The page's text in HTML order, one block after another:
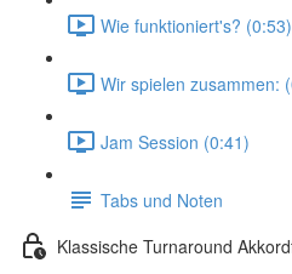
Wie funktioniert's? (0:53)
Wir spielen zusammen:
Jam Session (0:41)
Tabs und Noten
Klassische Turnaround